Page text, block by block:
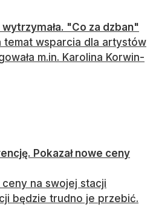
"Co za dzban"
temat wsparcia dla artystów
m.in. Karolina Korwin-
Pokazał nowe ceny
ceny na swojej stacji
będzie trudno je przebić.